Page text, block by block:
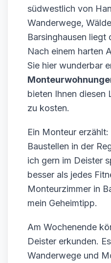
südwestlich von
Wanderwege,
Barsinghausen liegt
Nach einem harten
Sie hier wunderbar
bieten Ihnen diesen
zu kosten.
Ein Monteur
Baustellen in der
ich gern im Deister
besser als jedes
Monteurzimmer in
mein Geheimtipp.
Am Wochenende
Deister erkunden.
Wanderwege und